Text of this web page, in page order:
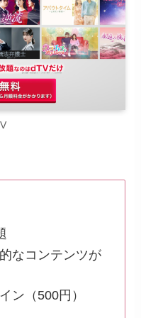
なコンテンツが
ン（500円）